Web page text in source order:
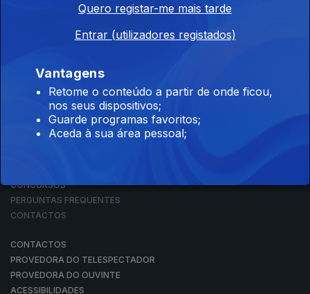
RTP ARQUIVOS
RTP ENSINA
RTP PLAY
EM DIRETO
CONCURSOS
PERGUNTAS FREQUENTES
CONTACTOS
CONTACTOS
PROVEDORA DO TELESPECTADOR
PROVEDORA DO OUVINTE
ACESSIBILIDADES
Quero registar-me mais tarde
Entrar (utilizadores registados)
Vantagens
Retome o conteúdo a partir de onde ficou,
nos seus dispositivos;
Guarde programas favoritos;
Aceda à sua área pessoal;